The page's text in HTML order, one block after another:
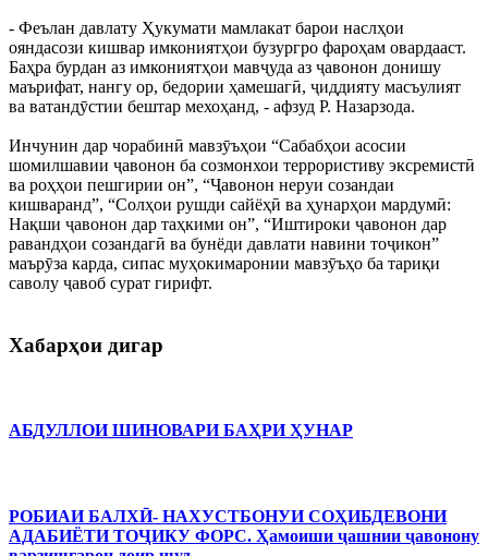
- Феълан давлату Ҳукумати мамлакат барои наслҳои
ояндасози кишвар имкониятҳои бузургро фароҳам овардааст.
Баҳра бурдан аз имкониятҳои мавҷуда аз ҷавонон донишу
маърифат, нангу ор, бедории ҳамешагӣ, ҷиддияту масъулият
ва ватандӯстии бештар мехоҳанд, - афзуд Р. Назарзода.
Инчунин дар чорабинӣ мавзӯъҳои “Сабабҳои асосии
шомилшавии ҷавонон ба созмонхои террористиву эксремистӣ
ва роҳҳои пешгирии он”, “Ҷавонон неруи созандаи
кишваранд”, “Солҳои рушди сайёҳӣ ва ҳунарҳои мардумӣ:
Нақши ҷавонон дар таҳкими он”, “Иштироки ҷавонон дар
равандҳои созандагӣ ва бунёди давлати навини тоҷикон”
маърӯза карда, сипас муҳокимаронии мавзӯъҳо ба тариқи
саволу ҷавоб сурат гирифт.
Хабарҳои дигар
АБДУЛЛОИ ШИНОВАРИ БАҲРИ ҲУНАР
РОБИАИ БАЛХӢ- НАХУСТБОНУИ СОҲИБДЕВОНИ
АДАБИЁТИ ТОҶИКУ ФОРС. Ҳамоиши ҷашнии ҷавонону